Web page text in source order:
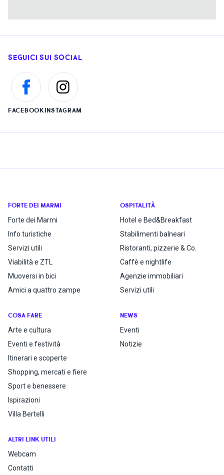
SEGUICI SUI SOCIAL
FACEBOOKINSTAGRAM
FORTE DEI MARMI
Forte dei Marmi
Info turistiche
Servizi utili
Viabilità e ZTL
Muoversi in bici
Amici a quattro zampe
OSPITALITÀ
Hotel e Bed&Breakfast
Stabilimenti balneari
Ristoranti, pizzerie & Co.
Caffè e nightlife
Agenzie immobiliari
Servizi utili
COSA FARE
Arte e cultura
Eventi e festività
Itinerari e scoperte
Shopping, mercati e fiere
Sport e benessere
Ispirazioni
Villa Bertelli
NEWS
Eventi
Notizie
ALTRI LINK UTILI
Webcam
Contatti